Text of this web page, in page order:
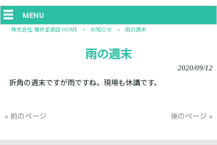
MENU
株式会社 増井塗装店 HOME > お知らせ > 雨の週末
雨の週末
2020/09/12
折角の週末ですが雨ですね。現場も休講です。
« 前のページ 後のページ »